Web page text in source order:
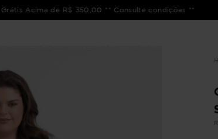
Acima de R$ 350,00 ** Consulte condições **